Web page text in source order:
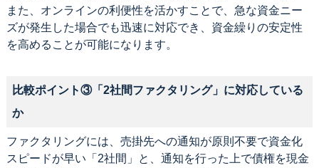
また、オンラインの利便性を活かすことで、急な資金ニー
ズが発生した場合でも迅速に対応でき、資金繰りの安定性
を高めることが可能になります。
比較ポイント③「2社間ファクタリング」に対応している
か
ファクタリングには、売掛先への通知が原則不要で資金化
スピードが早い「2社間」と、通知を行った上で債権を現金